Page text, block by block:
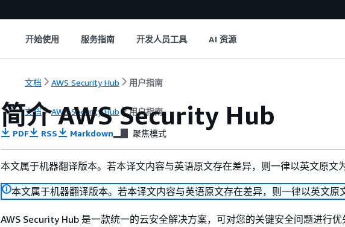
开始使用 服务指南 开发人员工具 AI 资源
文档 AWS Security Hub 用户指南
文档 AWS Security Hub 用户指南
简介 AWS Security Hub
PDF RSS Markdown 聚焦模式
本文属于机器翻译版本。若本译文内容与英语原文存在差异，则一律以英文原文为
本文属于机器翻译版本。若本译文内容与英语原文存在差异，则一律以英文原
AWS Security Hub 是一款统一的云安全解决方案，可对您的关键安全问题进行